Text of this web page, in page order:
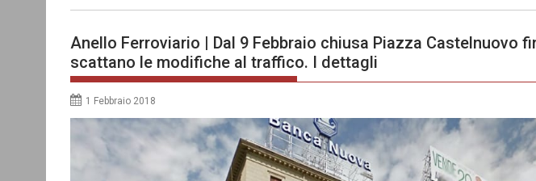
Anello Ferroviario | Dal 9 Febbraio chiusa Piazza Castelnuovo
scattano le modifiche al traffico. I dettagli
1 Febbraio 2018